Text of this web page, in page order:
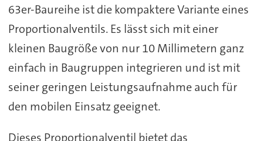
63er-Baureihe ist die kompaktere Variante eines
Proportionalventils. Es lässt sich mit einer
kleinen Baugröße von nur 10 Millimetern ganz
einfach in Baugruppen integrieren und ist mit
seiner geringen Leistungsaufnahme auch für
den mobilen Einsatz geeignet.
Dieses Proportionalventil bietet das